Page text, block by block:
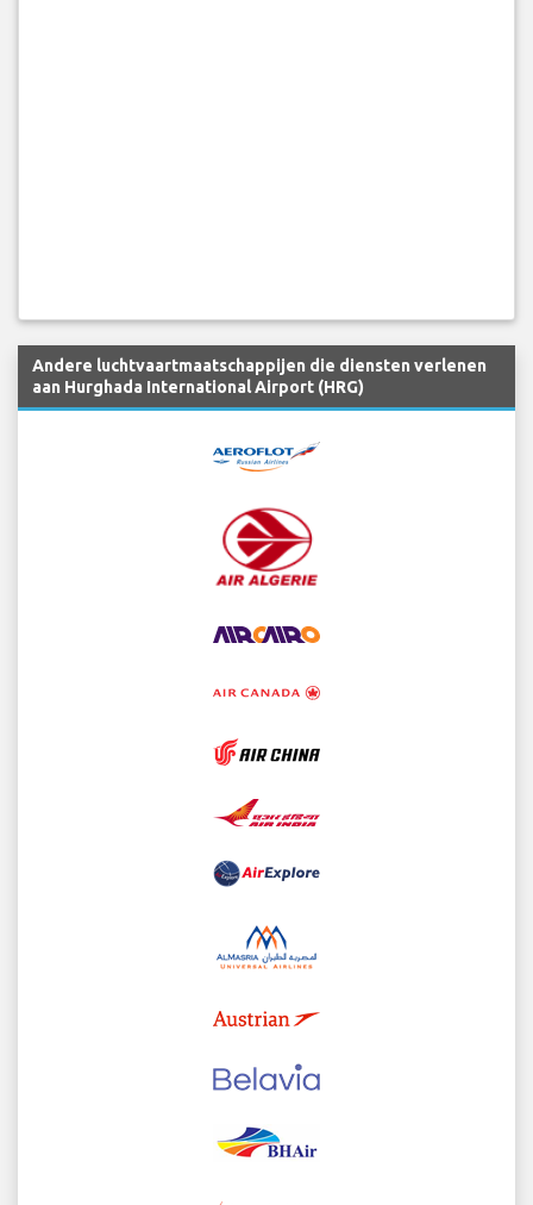
Andere luchtvaartmaatschappijen die diensten verlenen
aan Hurghada International Airport (HRG)